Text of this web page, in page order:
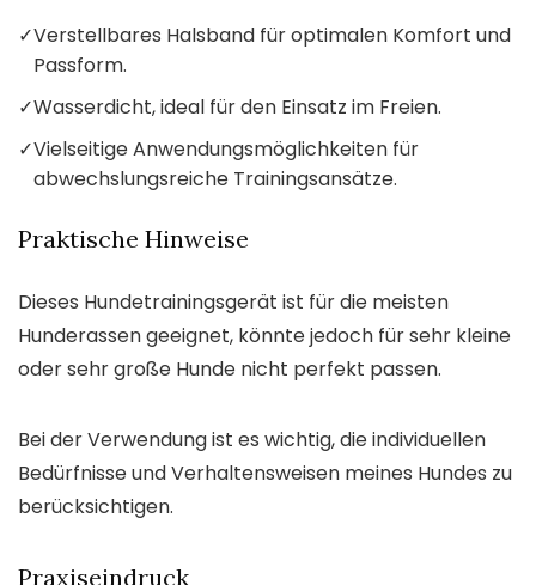
✓Verstellbares Halsband für optimalen Komfort und
Passform.
✓Wasserdicht, ideal für den Einsatz im Freien.
✓Vielseitige Anwendungsmöglichkeiten für
abwechslungsreiche Trainingsansätze.
Praktische Hinweise
Dieses Hundetrainingsgerät ist für die meisten
Hunderassen geeignet, könnte jedoch für sehr kleine
oder sehr große Hunde nicht perfekt passen.
Bei der Verwendung ist es wichtig, die individuellen
Bedürfnisse und Verhaltensweisen meines Hundes zu
berücksichtigen.
Praxiseindruck